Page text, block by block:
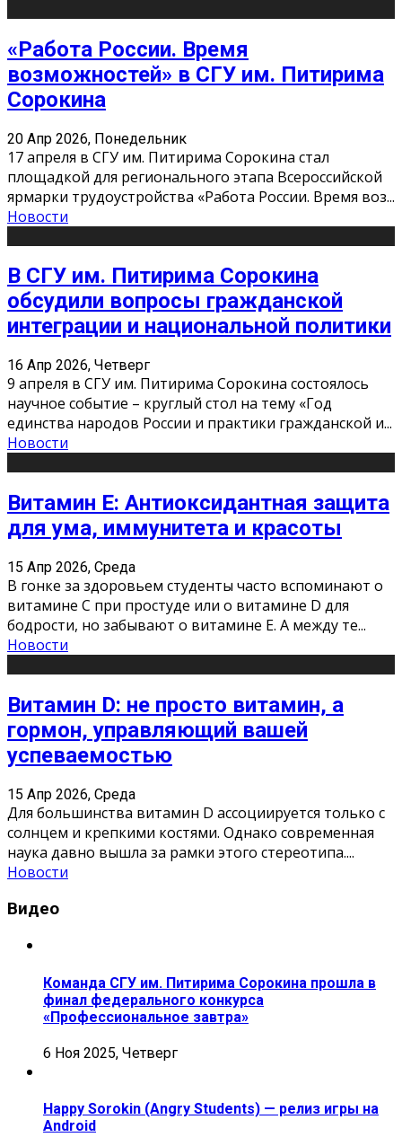
«Работа России. Время
возможностей» в СГУ им. Питирима
Сорокина
20 Апр 2026, Понедельник
17 апреля в СГУ им. Питирима Сорокина стал
площадкой для регионального этапа Всероссийской
ярмарки трудоустройства «Работа России. Время воз...
Новости
В СГУ им. Питирима Сорокина
обсудили вопросы гражданской
интеграции и национальной политики
16 Апр 2026, Четверг
9 апреля в СГУ им. Питирима Сорокина состоялось
научное событие – круглый стол на тему «Год
единства народов России и практики гражданской и...
Новости
Витамин Е: Антиоксидантная защита
для ума, иммунитета и красоты
15 Апр 2026, Среда
В гонке за здоровьем студенты часто вспоминают о
витамине С при простуде или о витамине D для
бодрости, но забывают о витамине Е. А между те...
Новости
Витамин D: не просто витамин, а
гормон, управляющий вашей
успеваемостью
15 Апр 2026, Среда
Для большинства витамин D ассоциируется только с
солнцем и крепкими костями. Однако современная
наука давно вышла за рамки этого стереотипа....
Новости
Видео
Команда СГУ им. Питирима Сорокина прошла в
финал федерального конкурса
«Профессиональное завтра»
6 Ноя 2025, Четверг
Happy Sorokin (Angry Students) — релиз игры на
Android